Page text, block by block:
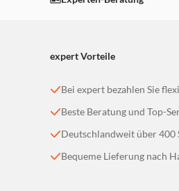
expert Vorteile
Bei expert bezahlen Sie
Beste Beratung und Top-
Deutschlandweit über 400
Bequeme Lieferung nach